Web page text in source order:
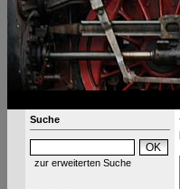
Suche
zur erweiterten Suche